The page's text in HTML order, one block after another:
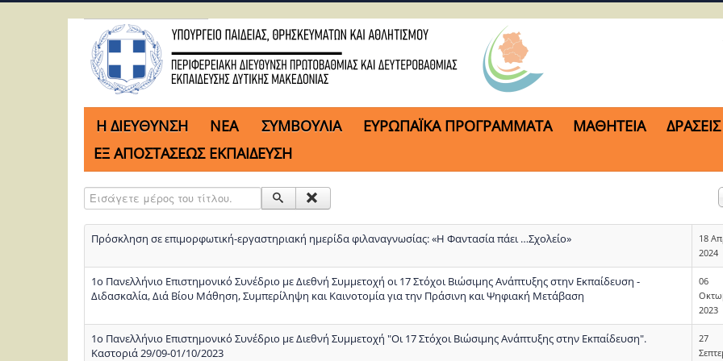
H ΔΙΕΥΘΥΝΣΗ ΝΕΑ ΣΥΜΒΟΥΛΙΑ ΕΥΡΩΠΑΪΚΑ ΠΡΟΓΡΑΜΜΑΤΑ ΜΑΘΗΤΕΙΑ ΔΡΑΣΕΙΣ
ΕΞ ΑΠΟΣΤΑΣΕΩΣ ΕΚΠΑΙΔΕΥΣΗ
Εισάγετε μέρος του τίτλου.
Πρόσκληση σε επιμορφωτική-εργαστηριακή ημερίδα φιλαναγνωσίας: «Η Φαντασία πάει …Σχολείο»
18
2024
1o Πανελλήνιο Επιστημονικό Συνέδριο με Διεθνή Συμμετοχή οι 17 Στόχοι Βιώσιμης Ανάπτυξης στην Εκπαίδευση -
Διδασκαλία, Διά Βίου Μάθηση, Συμπερίληψη και Καινοτομία για την Πράσινη και Ψηφιακή Μετάβαση
06
2023
1ο Πανελλήνιο Επιστημονικό Συνέδριο με Διεθνή Συμμετοχή "Οι 17 Στόχοι Βιώσιμης Ανάπτυξης στην Εκπαίδευση".
Καστοριά 29/09-01/10/2023
27